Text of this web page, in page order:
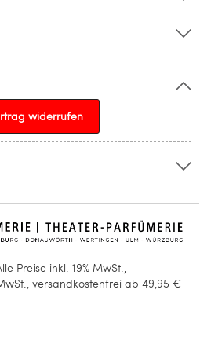
widerrufen
Preise inkl. 19% MwSt.,
versandkostenfrei ab 49,95 €